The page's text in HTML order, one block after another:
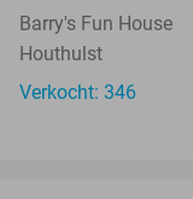
Barry's Fun House
Houthulst
Verkocht: 346